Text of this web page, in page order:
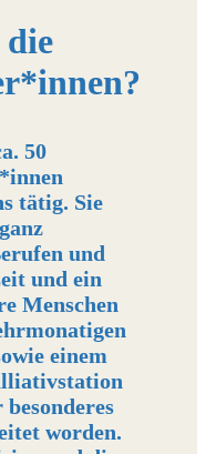
50
tätig. Sie
und
und ein
Menschen
einem
worden.